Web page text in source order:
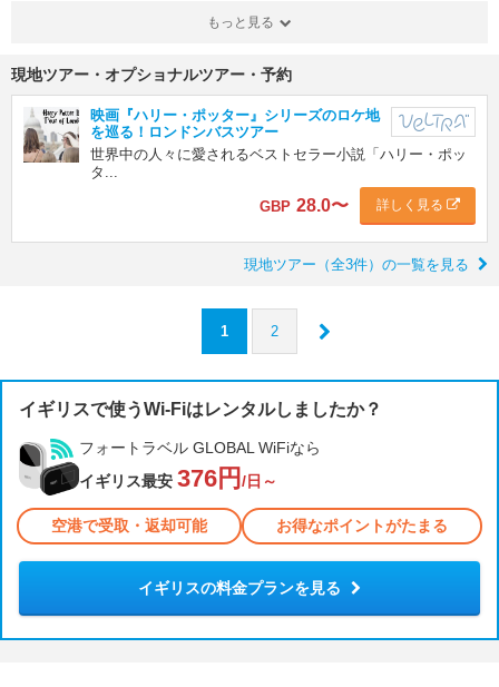
もっと見る
現地ツアー・オプショナルツアー・予約
映画『ハリー・ポッター』シリーズのロケ地
を巡る！ロンドンバスツアー
世界中の人々に愛されるベストセラー小説「ハリー・ポッ
タ...
GBP 28.0〜 詳しく見る
現地ツアー（全3件）の一覧を見る
1 2
イギリスで使うWi-Fiはレンタルしましたか？
フォートラベル GLOBAL WiFiなら
イギリス最安 376円 /日～
空港で受取・返却可能 お得なポイントがたまる
イギリスの料金プランを見る